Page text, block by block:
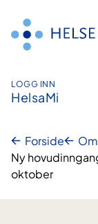
innhald
LOGG INN
HelsaMi
Forside
Ny
oktober